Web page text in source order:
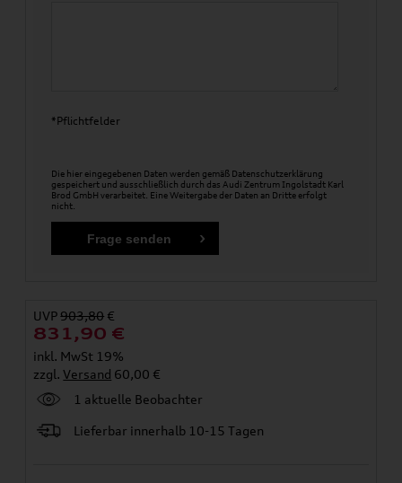
*Pflichtfelder
Die hier eingegebenen Daten werden gemäß Datenschutzerklärung
gespeichert und ausschließlich durch das Audi Zentrum Ingolstadt Karl
Brod GmbH verarbeitet. Eine Weitergabe der Daten an Dritte erfolgt
nicht.
UVP903,80 €
831,90 €
inkl. MwSt 19%
zzgl.Versand 60,00 €
1 aktuelle Beobachter
Lieferbar innerhalb 10-15 Tagen